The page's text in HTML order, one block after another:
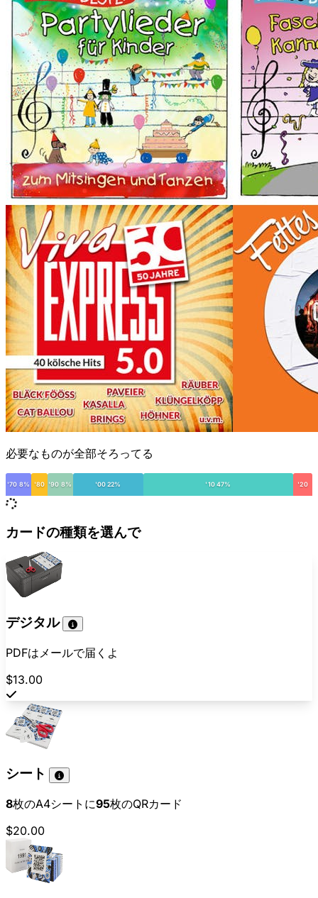
必要なものが全部そろってる
'70 8% '80 '90 8% '00 22% '10 47% '20
カードの種類を選んで
デジタル
PDFはメールで届くよ
$13.00
シート
8枚のA4シートに95枚のQRカード
$20.00